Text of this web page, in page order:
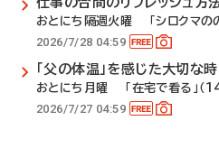
おとにち隔週火曜 「シロクマのの
2026/7/28 04:59
「父の体温」を感じた大切な
おとにち月曜 「在宅で看る」（14
2026/7/27 04:59